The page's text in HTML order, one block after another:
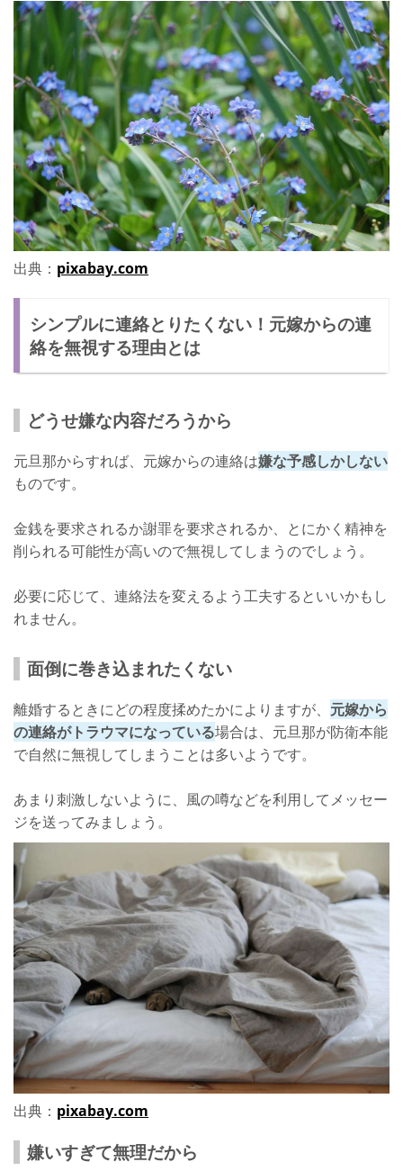
出典： pixabay.com
シンプルに連絡とりたくない！元嫁からの連
絡を無視する理由とは
どうせ嫌な内容だろうから
元旦那からすれば、元嫁からの連絡は嫌な予感しかしない
ものです。
金銭を要求されるか謝罪を要求されるか、とにかく精神を
削られる可能性が高いので無視してしまうのでしょう。
必要に応じて、連絡法を変えるよう工夫するといいかもし
れません。
面倒に巻き込まれたくない
離婚するときにどの程度揉めたかによりますが、 元嫁から
の連絡がトラウマになっている場合は、元旦那が防衛本能
で自然に無視してしまうことは多いようです。
あまり刺激しないように、風の噂などを利用してメッセー
ジを送ってみましょう。
出典： pixabay.com
嫌いすぎて無理だから